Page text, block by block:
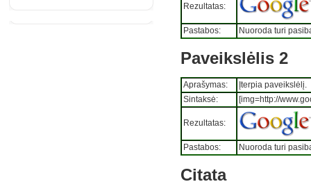
Rezultatas:
Pastabos: Nuoroda turi
Paveikslėlis 2
Aprašymas:
Įterpia paveikslėlį.
Sintaksė:
[img=http://
Rezultatas:
Pastabos: Nuoroda turi
Citata